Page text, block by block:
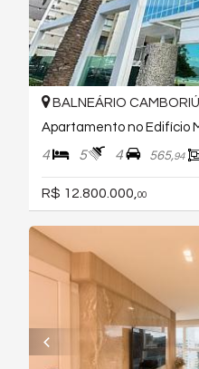
BALNEÁRIO
Apartamento no Edifício
4 5 4 565,94
R$ 12.800.000,00